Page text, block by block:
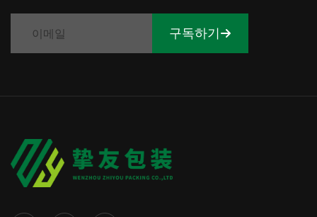
구독하기